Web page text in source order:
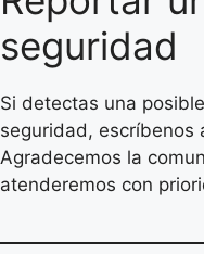
seguridad
Si detectas una
seguridad, escríbenos
Agradecemos la
atenderemos con